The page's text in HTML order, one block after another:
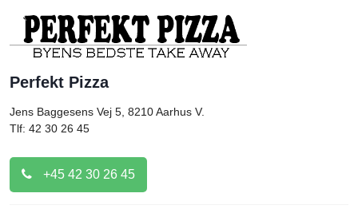
Perfekt Pizza
Jens Baggesens Vej 5, 8210Aarhus V.
Tlf: 42 30 26 45
+45 42 30 26 45